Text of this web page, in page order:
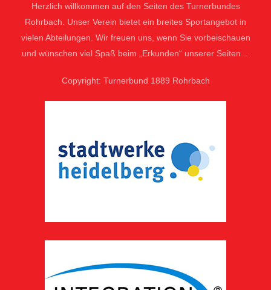
Herzlich willkommen auf den Seiten des Turnerbundes
Rohrbach. Unser Verein bietet ein breites Sportangebot in
vielen Abteilungen. Wir freuen uns, wenn Sie vorbeischauen
und wünschen viel Spaß beim „Erkunden“ unserer Seiten…
Copyright: Turnerbund 1889 Rohrbach